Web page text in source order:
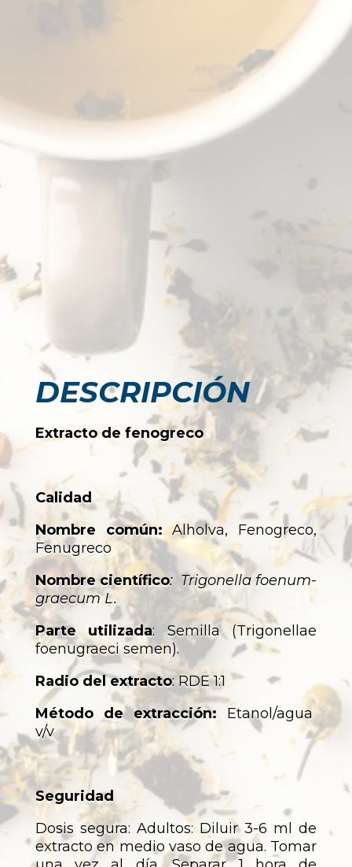
DESCRIPCIÓN
Extracto de fenogreco
Calidad
Nombre común:Alholva, Fenogreco,
Fenugreco
Nombre científico: Trigonella foenum-
graecum L.
Parte utilizada: Semilla (Trigonellae
foenugraeci semen).
Radio del extracto: RDE 1:1
Método de extracción: Etanol/agua
v/v
Seguridad
Dosis segura: Adultos: Diluir 3-6 ml de
extracto en medio vaso de agua. Tomar